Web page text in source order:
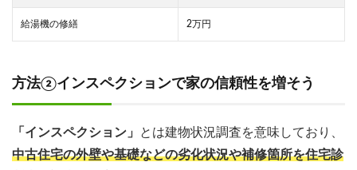
給湯機の修繕 2万円
方法②インスペクションで家の信頼性を増そう
「インスペクション」
とは建物状況調査を意味しており、
中古住宅の外壁や基礎などの劣化状況や補修箇所を住宅診